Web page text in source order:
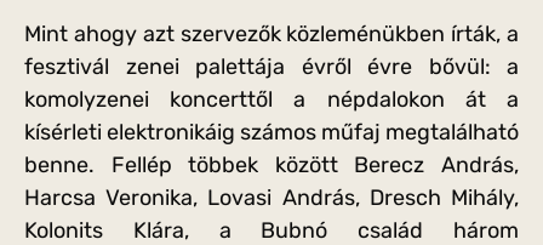
Mint ahogy azt szervezők közleménükben írták, a
fesztivál zenei palettája évről évre bővül: a
komolyzenei koncerttől a népdalokon át a
kísérleti elektronikáig számos műfaj megtalálható
benne. Fellép többek között Berecz András,
Harcsa Veronika, Lovasi András, Dresch Mihály,
Kolonits Klára, a Bubnó család három